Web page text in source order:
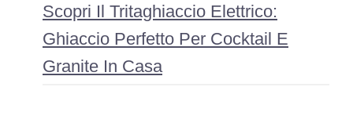
Scopri Il Tritaghiaccio Elettrico:
Ghiaccio Perfetto Per Cocktail E
Granite In Casa